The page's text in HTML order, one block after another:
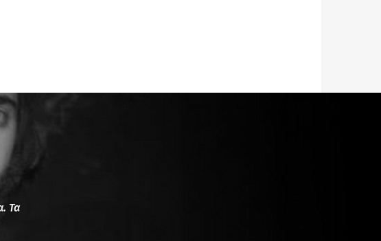
Τα